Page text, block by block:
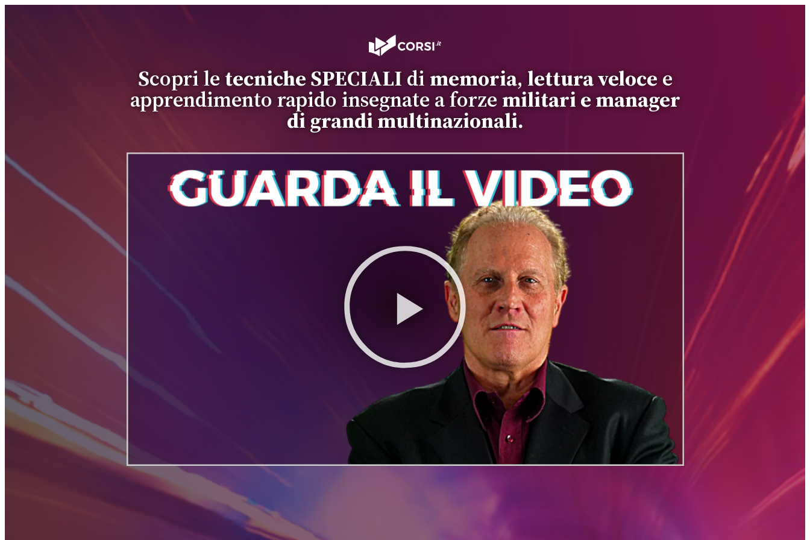
Scopri le tecniche SPECIALI di memoria, lettura velocee
apprendimento rapido insegnate a forze militari e manager
di grandi multinazionali.